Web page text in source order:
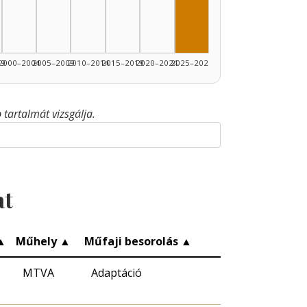
2005–20092010–20142015–20192020–20242025–2026
tartalmát vizsgálja.
Műhely ▲ Műfaji besorolás ▲
MTVA Adaptáció